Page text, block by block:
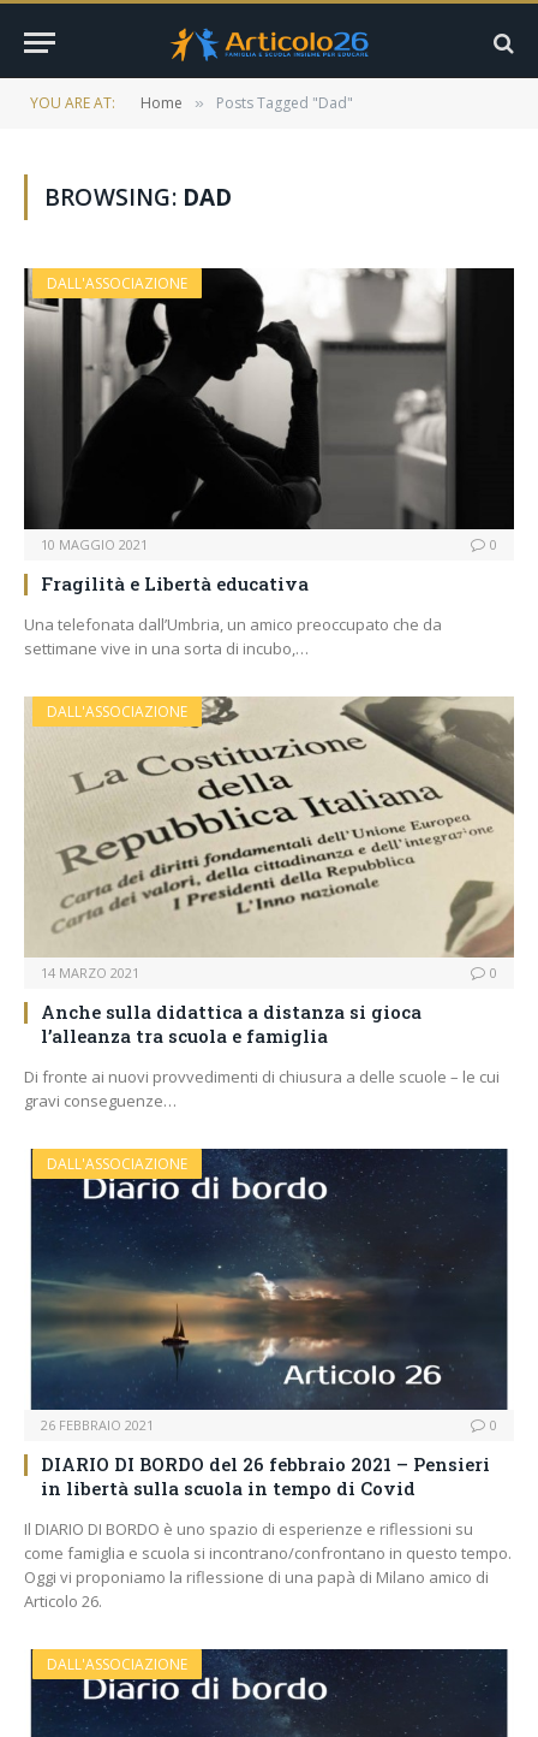
YOU ARE AT: Home » Posts Tagged "Dad"
BROWSING: DAD
DALL'ASSOCIAZIONE
10 MAGGIO 2021 0
Fragilità e Libertà educativa
Una telefonata dall’Umbria, un amico preoccupato che da
settimane vive in una sorta di incubo,…
DALL'ASSOCIAZIONE
14 MARZO 2021 0
Anche sulla didattica a distanza si gioca
l’alleanza tra scuola e famiglia
Di fronte ai nuovi provvedimenti di chiusura a delle scuole – le cui
gravi conseguenze…
DALL'ASSOCIAZIONE
26 FEBBRAIO 2021 0
DIARIO DI BORDO del 26 febbraio 2021 – Pensieri
in libertà sulla scuola in tempo di Covid
Il DIARIO DI BORDO è uno spazio di esperienze e riflessioni su
come famiglia e scuola si incontrano/confrontano in questo tempo.
Oggi vi proponiamo la riflessione di una papà di Milano amico di
Articolo 26.
DALL'ASSOCIAZIONE